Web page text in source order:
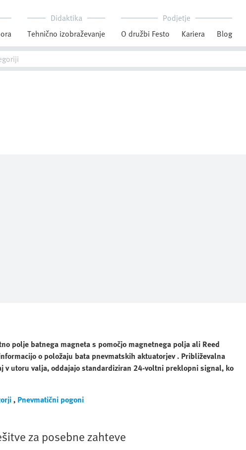
Didaktika
Tehnično izobraževanje
Podjetje
O družbi Festo
Kariera Blog
polje batnega magneta s pomočjo magnetnega polja ali Reed
o položaju bata pnevmatskih aktuatorjev. Približevalna
v utoru valja, oddajajo standardiziran 24-voltni preklopni signal, ko
, Pnevmatični pogoni
za posebne zahteve